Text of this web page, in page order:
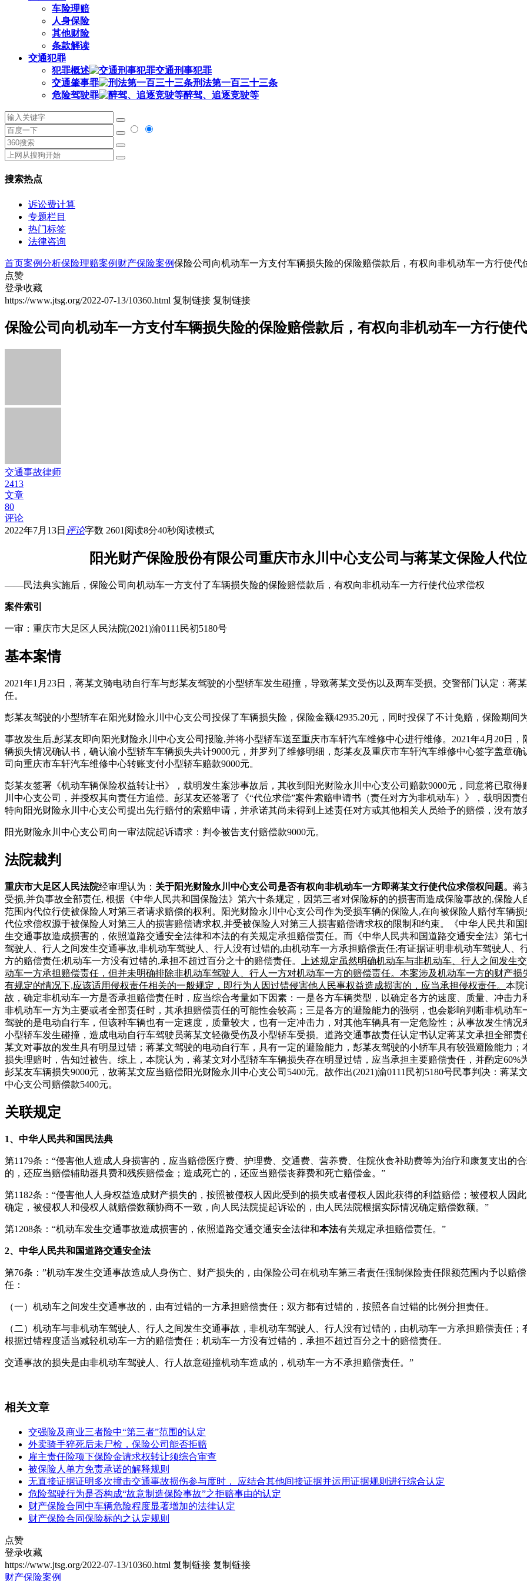
车险理赔
人身保险
其他财险
条款解读
交通犯罪
犯罪概述
交通刑事犯罪
交通肇事罪
刑法第一百三十三条
危险驾驶罪
醉驾、追逐竞驶等
搜索热点
诉讼费计算
专题栏目
热门标签
法律咨询
首页案例分析保险理赔案例 财产保险案例保险公司向机动车一方支付车辆损失险的保险赔偿款后，有权向非机动车一方行使代
点赞
登录收藏
https://www.jtsg.org/2022-07-13/10360.html 复制链接 复制链接
保险公司向机动车一方支付车辆损失险的保险赔偿款后，有权向非机动车一方行使
交通事故律师
2413
文章
80
评论
2022年7月13日 评论字数 2601 阅读8分40秒阅读模式
阳光财产保险股份有限公司重庆市永川中心支公司与蒋某文保险人代
——民法典实施后，保险公司向机动车一方支付了车辆损失险的保险赔偿款后，有权向非机动车一方行使代位求偿权
案件索引
一审：重庆市大足区人民法院(2021)渝0111民初5180号
基本案情
2021年1月23日，蒋某文骑电动自行车与彭某友驾驶的小型轿车发生碰撞，导致蒋某文受伤以及两车受损。交警部门认定：蒋
任。
彭某友驾驶的小型轿车在阳光财险永川中心支公司投保了车辆损失险，保险金额42935.20元，同时投保了不计免赔，保险期间
事故发生后,彭某友即向阳光财险永川中心支公司报险,并将小型轿车送至重庆市车轩汽车维修中心进行维修。2021年4月20日
辆损失情况确认书，确认渝小型轿车车辆损失共计9000元，并罗列了维修明细，彭某友及重庆市车轩汽车维修中心签字盖章确
司向重庆市车轩汽车维修中心转账支付小型轿车赔款9000元。
彭某友签署《机动车辆保险权益转让书》，载明发生案涉事故后，其收到阳光财险永川中心支公司赔款9000元，同意将已取
川中心支公司，并授权其向责任方追偿。彭某友还签署了《“代位求偿”案件索赔申请书（责任对方为非机动车）》，载明因
特向阳光财险永川中心支公司提出先行赔付的索赔申请，并承诺其尚未得到上述责任对方或其他相关人员给予的赔偿，没有放
阳光财险永川中心支公司向一审法院起诉请求：判令被告支付赔偿款9000元。
法院裁判
重庆市大足区人民法院经审理认为： 关于阳光财险永川中心支公司是否有权向非机动车一方即蒋某文行使代位求偿权问题。 蒋
受损,并负事故全部责任, 根据《中华人民共和国保险法》第六十条规定，因第三者对保险标的的损害而造成保险事故的,保险
范围内代位行使被保险人对第三者请求赔偿的权利。阳光财险永川中心支公司作为受损车辆的保险人,在向被保险人赔付车辆
代位求偿权源于被保险人对第三人的损害赔偿请求权,并受被保险人对第三人损害赔偿请求权的限制和约束。《中华人民共和
生交通事故造成损害的，依照道路交通安全法律和本法的有关规定承担赔偿责任。而《中华人民共和国道路交通安全法》第
驾驶人、行人之间发生交通事故,非机动车驾驶人、行人没有过错的,由机动车一方承担赔偿责任;有证据证明非机动车驾驶人、
方的赔偿责任;机动车一方没有过错的,承担不超过百分之十的赔偿责任。
上述规定虽然明确机动车与非机动车、行人之间发生
动车一方承担赔偿责任，但并未明确排除非机动车驾驶人、行人一方对机动车一方的赔偿责任。本案涉及机动车一方的财产
有规定的情况下,应该适用侵权责任相关的一般规定，即行为人因过错侵害他人民事权益造成损害的，应当承担侵权责任。 本院
故，确定非机动车一方是否承担赔偿责任时，应当综合考量如下因素：一是各方车辆类型，以确定各方的速度、质量、冲击
非机动车一方为主要或者全部责任时，其承担赔偿责任的可能性会较高；三是各方的避险能力的强弱，也会影响判断非机动
驾驶的是电动自行车，但该种车辆也有一定速度，质量较大，也有一定冲击力，对其他车辆具有一定危险性；从事故发生情
小型轿车发生碰撞，造成电动自行车驾驶员蒋某文轻微受伤及小型轿车受损。道路交通事故责任认定书认定蒋某文承担全部
某文对事故的发生具有明显过错；蒋某文驾驶的电动自行车，具有一定的避险能力，彭某友驾驶的小轿车具有较强避险能力
损失理赔时，告知过被告。综上，本院认为，蒋某文对小型轿车车辆损失存在明显过错，应当承担主要赔偿责任，并酌定
彭某友车辆损失9000元，故蒋某文应当赔偿阳光财险永川中心支公司5400元。故作出(2021)渝0111民初5180号民事判决：蒋
中心支公司赔偿款5400元。
关联规定
1、中华人民共和国民法典
第1179条：“侵害他人造成人身损害的，应当赔偿医疗费、护理费、交通费、营养费、住院伙食补助费等为治疗和康复支出的
的，还应当赔偿辅助器具费和残疾赔偿金；造成死亡的，还应当赔偿丧葬费和死亡赔偿金。”
第1182条：“侵害他人人身权益造成财产损失的，按照被侵权人因此受到的损失或者侵权人因此获得的利益赔偿；被侵权人因
确定，被侵权人和侵权人就赔偿数额协商不一致，向人民法院提起诉讼的，由人民法院根据实际情况确定赔偿数额。”
第1208条：“机动车发生交通事故造成损害的，依照道路交通交通安全法律和本法有关规定承担赔偿责任。”
2、中华人民共和国道路交通安全法
第76条：”机动车发生交通事故造成人身伤亡、财产损失的，由保险公司在机动车第三者责任强制保险责任限额范围内予以赔
任：
（一）机动车之间发生交通事故的，由有过错的一方承担赔偿责任；双方都有过错的，按照各自过错的比例分担责任。
（二）机动车与非机动车驾驶人、行人之间发生交通事故，非机动车驾驶人、行人没有过错的，由机动车一方承担赔偿责任
根据过错程度适当减轻机动车一方的赔偿责任；机动车一方没有过错的，承担不超过百分之十的赔偿责任。
交通事故的损失是由非机动车驾驶人、行人故意碰撞机动车造成的，机动车一方不承担赔偿责任。”
相关文章
交强险及商业三者险中“第三者”范围的认定
外卖骑手猝死后未尸检，保险公司能否拒赔
雇主责任险项下保险金请求权转让须综合审查
被保险人单方免责承诺的解释规则
无直接证据证明多次撞击交通事故损伤参与度时， 应结合其他间接证据并运用证据规则进行综合认定
危险驾驶行为是否构成“故意制造保险事故”之拒赔事由的认定
财产保险合同中车辆危险程度显著增加的法律认定
财产保险合同保险标的之认定规则
点赞
登录收藏
https://www.jtsg.org/2022-07-13/10360.html 复制链接 复制链接
财产保险案例